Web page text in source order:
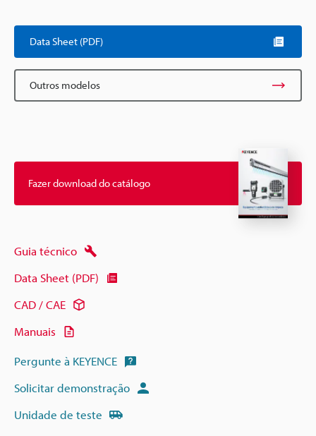
Data Sheet (PDF)
Outros modelos
Fazer download do catálogo
Guia técnico
Data Sheet (PDF)
CAD / CAE
Manuais
Pergunte à KEYENCE
Solicitar demonstração
Unidade de teste